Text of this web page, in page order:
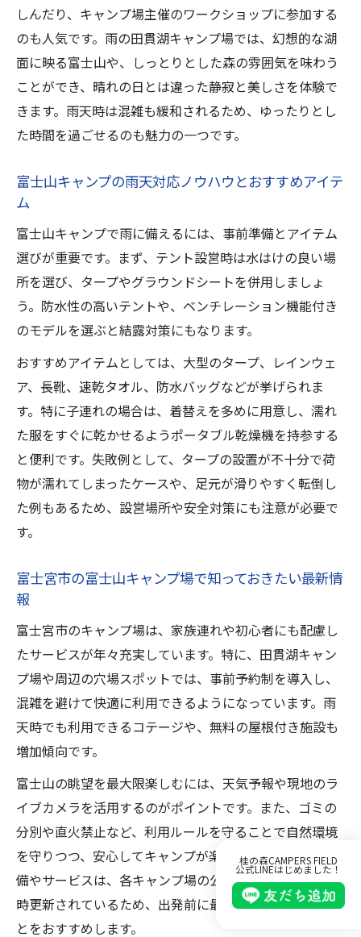
しんだり、キャンプ場主催のワークショップに参加する
のも人気です。雨の田貫湖キャンプ場では、幻想的な湖
面に映る富士山や、しっとりとした森の雰囲気を味わう
ことができ、晴れの日とは違った静寂と美しさを体験で
きます。雨天時は混雑も緩和されるため、ゆったりとし
た時間を過ごせるのも魅力の一つです。
富士山キャンプの雨天対応ノウハウとおすすめアイテ
ム
富士山キャンプで雨に備えるには、事前準備とアイテム
選びが重要です。まず、テント設営時は水はけの良い場
所を選び、タープやグラウンドシートを併用しましょ
う。防水性の高いテントや、ベンチレーション機能付き
のモデルを選ぶと結露対策にもなります。
おすすめアイテムとしては、大型のタープ、レインウェ
ア、長靴、速乾タオル、防水バッグなどが挙げられま
す。特に子連れの場合は、着替えを多めに用意し、濡れ
た服をすぐに乾かせるようポータブル乾燥機を持参する
と便利です。失敗例として、タープの設置が不十分で荷
物が濡れてしまったケースや、足元が滑りやすく転倒し
た例もあるため、設営場所や安全対策にも注意が必要で
す。
富士宮市の富士山キャンプ場で知っておきたい最新情
報
富士宮市のキャンプ場は、家族連れや初心者にも配慮し
たサービスが年々充実しています。特に、田貫湖キャン
プ場や周辺の穴場スポットでは、事前予約制を導入し、
混雑を避けて快適に利用できるようになっています。雨
天時でも利用できるコテージや、無料の屋根付き施設も
増加傾向です。
富士山の眺望を最大限楽しむには、天気予報や現地のラ
イブカメラを活用するのがポイントです。また、ゴミの
分別や直火禁止など、利用ルールを守ることで自然環境
を守りつつ、安心してキャンプが楽しめます。最新の設
備やサービスは、各キャンプ場の公式サイトやSNSで随
時更新されているため、出発前に最新情報を確認するこ
とをおすすめします。
桂の森CAMPERS FIELD
公式LINEはじめました！